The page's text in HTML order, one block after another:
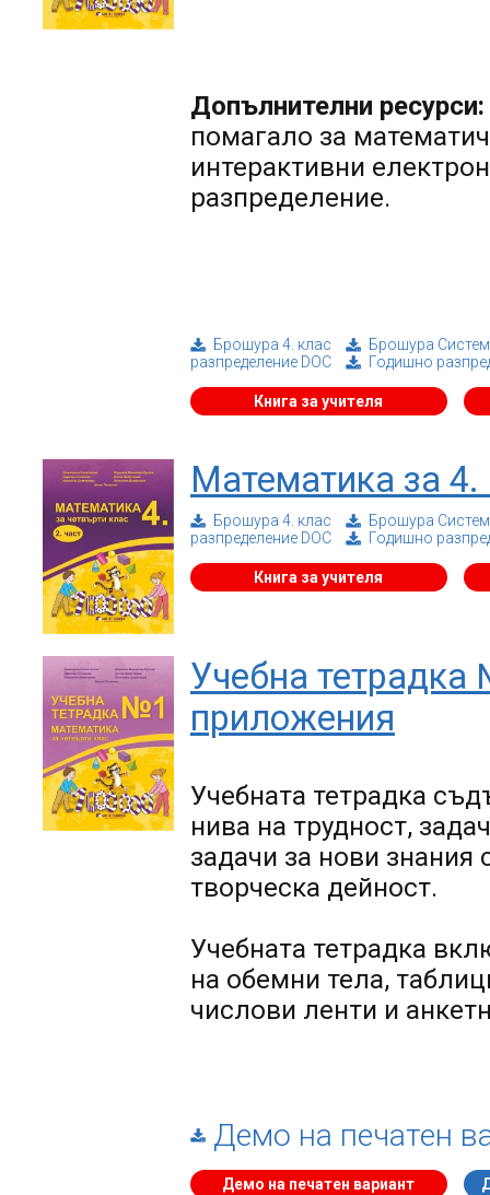
Допълнителни ресурси:
помагало за
интерактивни
разпределение.
Брошура 4. клас
Брошура
разпределение DOC
Годишно
Книга за учителя
Математика за 4.
Брошура 4. клас
Брошура
разпределение DOC
Годишно
Книга за учителя
Учебна тетрадка
приложения
Учебната тетрадка
нива на трудност,
задачи за нови знания
творческа дейност.
Учебната тетрадка
на обемни тела,
числови ленти и
Демо на печатен
Демо на печатен вариант